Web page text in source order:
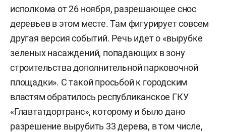
исполкома от 26 ноября, разрешающее снос
деревьев в этом месте. Там фигурирует совсем
другая версия событий. Речь идет о «вырубке
зеленых насаждений, попадающих в зону
строительства дополнительной парковочной
площадки». С такой просьбой к городским
властям обратилось республиканское ГКУ
«Главтатдортранс», которому и было дано
разрешение вырубить 33 дерева, в том числе,